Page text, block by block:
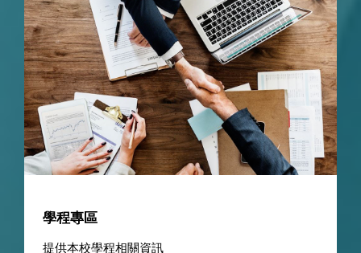
學程專區
提供本校學程相關資訊